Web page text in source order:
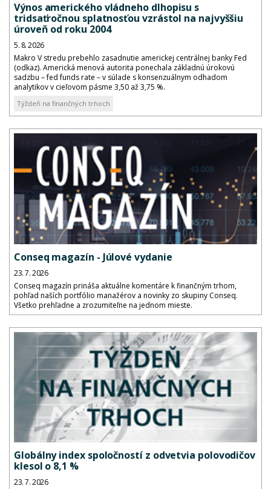
Výnos amerického vládneho dlhopisu s
tridsaťročnou splatnosťou vzrástol na najvyššiu
úroveň od roku 2004
5. 8. 2026
Makro V stredu prebehlo zasadnutie americkej centrálnej banky Fed
(odkaz). Americká menová autorita ponechala základnú úrokovú
sadzbu – fed funds rate – v súlade s konsenzuálnym odhadom
analytikov v cieľovom pásme 3,50 až 3,75 %.
Týždeň na finančných trhoch
Conseq magazín - Júlové vydanie
23. 7. 2026
Conseq magazín prináša aktuálne komentáre k finančným trhom,
pohľad naších portfólio manažérov a novinky zo skupiny Conseq.
Všetko prehľadne a zrozumiteľne na jednom mieste.
Globálny index spoločností z odvetvia polovodičov
klesol o 8,1 %
23. 7. 2026